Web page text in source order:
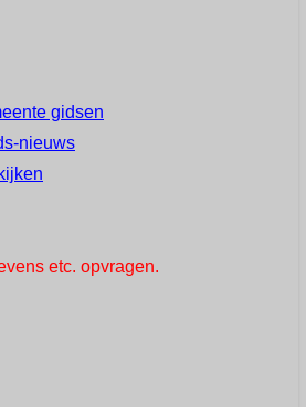
gidsen
nieuws
etc. opvragen.